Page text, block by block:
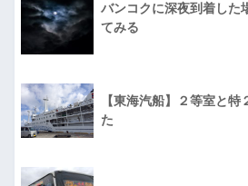
バンコクに深夜到着した
てみる
【東海汽船】２等室と
た